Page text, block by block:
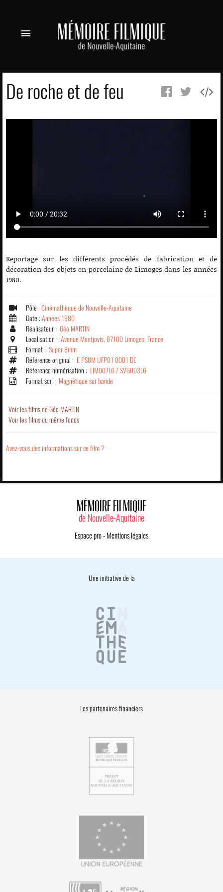
menu
De roche et de feu
Reportage sur les différents procédés de fabrication et de
décoration des objets en porcelaine de Limoges dans les années
1980.
Pôle : Cinémathèque de Nouvelle-Aquitaine
Date : Années 1980
Réalisateur : Géo MARTIN
Localisation : Avenue Montjovis, 87100 Limoges, France
Format : Super 8mm
Référence original : E PS8M UFP01 0001 DE
Référence numérisation : LIM007L6 / SVG003L6
Format son : Magnétique sur bande
Voir les films de Géo MARTIN
Voir les films du même fonds
Avez-vous des informations sur ce film ?
MÉMOIRE FILMIQUE
de Nouvelle-Aquitaine
Espace pro- Mentions légales
Une initiative de la
Les partenaires financiers